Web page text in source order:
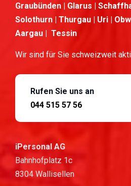
Graubünden | Glarus |
Solothurn | Thurgau | Uri |
Aargau | Tessin
Wir sind für Sie schweizweit
Rufen Sie uns an
044 515 57 56
iPersonal AG
Bahnhofplatz 1c
8304 Wallisellen